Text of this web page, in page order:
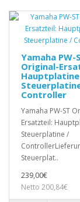
Yamaha PW-
Original-
Controller
Yamaha PW-ST
Ersatzteil:
Steuerplatine /
Steuerplat..
239,00€
Netto 200,84€